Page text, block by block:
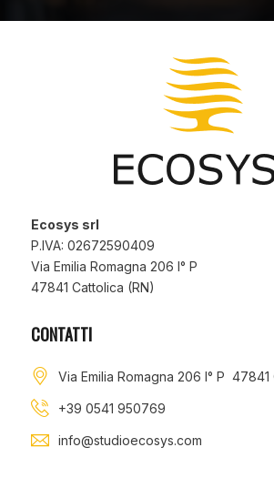
Ecosys srl
P.IVA: 02672590409
Via Emilia Romagna 206 I° P
47841 Cattolica (RN)
CONTATTI
Via Emilia Romagna 206 I° P 47841
+39 0541 950769
info@studioecosys.com